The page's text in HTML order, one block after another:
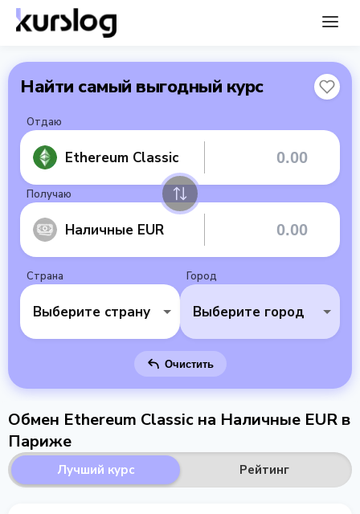
Найти самый выгодный курс
Отдаю
Ethereum Classic
Получаю
Наличные EUR
Страна
Выберите страну
Город
Выберите город
Очистить
Обмен Ethereum Classic на Наличные EUR в
Париже
Лучший курс Рейтинг